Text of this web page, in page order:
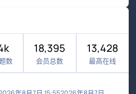
数
18,395
会员总数
13,428
最高在线